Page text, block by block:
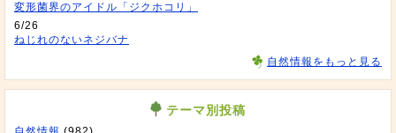
変形菌界のアイドル「ジクホコリ」
6/26
ねじれのないネジバナ
自然情報をもっと見る
テーマ別投稿